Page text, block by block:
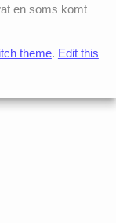
en soms komt
theme. Edit this